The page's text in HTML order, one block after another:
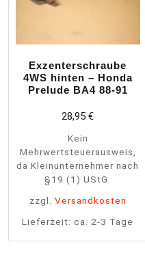
Exzenterschraube
4WS hinten – Honda
Prelude BA4 88-91
28,95€
Kein
Mehrwertsteuerausweis,
da Kleinunternehmer nach
§19 (1) UStG.
zzgl. Versandkosten
Lieferzeit:ca. 2-3 Tage